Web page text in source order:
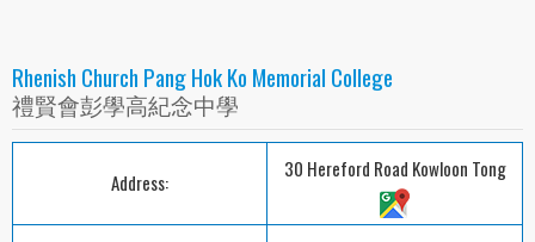
Rhenish Church Pang Hok Ko Memorial College
禮賢會彭學高紀念中學
Address:
30 Hereford Road Kowloon Tong